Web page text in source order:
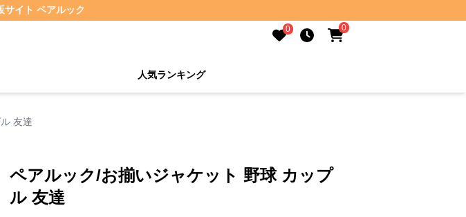
サイト ペアルック
0 0
人気ランキング
友達
ペアルック/お揃いジャケット 野球 カップ
ル 友達